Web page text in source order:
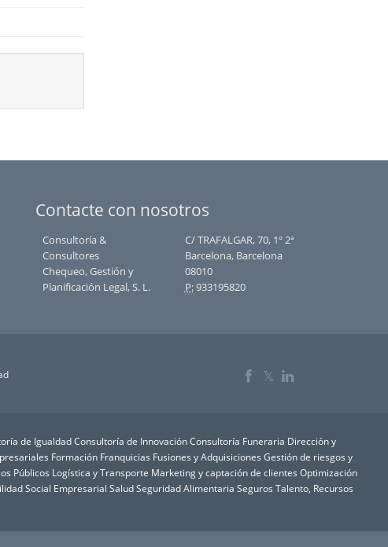
Contacte con nosotros
Consultoría &
Consultores
Chequeo, Gestión y
Planificación Legal, S. L.
C/ TRAFALGAR, 70, 1º 2ª
Barcelona, Barcelona
08010
P:933195820
𝕏
de Igualdad Consultoría de Innovación Consultoría Funeraria Dirección y
Formación Franquicias Fusiones y Adquisiciones Gestión de riesgos y
Públicos Logística y Transporte Marketing y captación de clientes Optimización
Social Empresarial Salud Seguridad Alimentaria Seguros Talento, Recursos